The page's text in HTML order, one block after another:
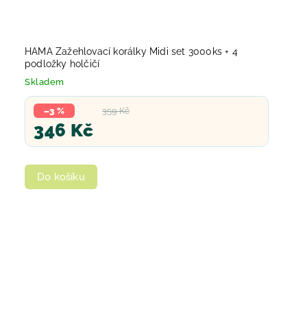
HAMA Zažehlovací korálky Midi set 3000ks + 4
podložky holčičí
Skladem
359 Kč
–3 %
346 Kč
Do košíku